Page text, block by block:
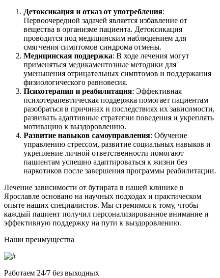
Детоксикация и отказ от употребления:
Первоочередной задачей является избавление от
вещества в организме пациента. Детоксикация
проводится под медицинским наблюдением для
смягчения симптомов синдрома отмены.
Медицинская поддержка: В ходе лечения могут
применяться медикаментозные методики для
уменьшения отрицательных симптомов и поддержания
физиологического равновесия.
Психотерапия и реабилитация: Эффективная
психотерапевтическая поддержка помогает пациентам
разобраться в причинах и последствиях их зависимости,
развивать адаптивные стратегии поведения и укреплять
мотивацию к выздоровлению.
Развитие навыков самоуправления: Обучение
управлению стрессом, развитие социальных навыков и
укрепление личной ответственности помогают
пациентам успешно адаптироваться к жизни без
наркотиков после завершения программы реабилитации.
Лечение зависимости от бутирата в нашей клинике в
Ярославле основано на научных подходах и практическом
опыте наших специалистов. Мы стремимся к тому, чтобы
каждый пациент получил персонализированное внимание и
эффективную поддержку на пути к выздоровлению.
Наши преимущества
Работаем 24/7 без выходных